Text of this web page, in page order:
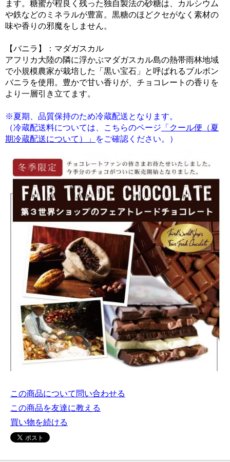
ます。糖蜜が程良く残った独自製法の砂糖は、カルシウム
や鉄などのミネラルが豊富。黒糖のほどクセがなく素材の
味や香りの邪魔をしません。
【バニラ】：マダガスカル
アフリカ大陸の隣に浮かぶマダガスカル島の熱帯雨林地域
で小規模農家が栽培した「黒い宝石」と呼ばれるブルボン
バニラを使用。豊かで甘い香りが、チョコレートの香りを
より一層引き立てます。
※夏期、品質保持のため冷蔵配送となります。
（冷蔵配送料については、こちらのページ 「クール便（夏
期冷蔵配送について）」
をご確認ください。）
この商品について問い合わせる
この商品を友達に教える
買い物を続ける